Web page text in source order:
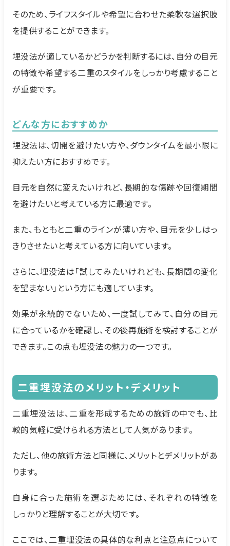
そのため、ライフスタイルや希望に合わせた柔軟な選択肢
を提供することができます。
埋没法が適しているかどうかを判断するには、自分の目元
の特徴や希望する二重のスタイルをしっかり考慮すること
が重要です。
どんな方におすすめか
埋没法は、切開を避けたい方や、ダウンタイムを最小限に
抑えたい方におすすめです。
目元を自然に変えたいけれど、長期的な傷跡や回復期間
を避けたいと考えている方に最適です。
また、もともと二重のラインが薄い方や、目元を少しはっ
きりさせたいと考えている方に向いています。
さらに、埋没法は「試してみたいけれども、長期間の変化
を望まない」という方にも適しています。
効果が永続的でないため、一度試してみて、自分の目元
に合っているかを確認し、その後再施術を検討することが
できます。この点も埋没法の魅力の一つです。
二重埋没法のメリット・デメリット
二重埋没法は、二重を形成するための施術の中でも、比
較的気軽に受けられる方法として人気があります。
ただし、他の施術方法と同様に、メリットとデメリットがあ
ります。
自身に合った施術を選ぶためには、それぞれの特徴を
しっかりと理解することが大切です。
ここでは、二重埋没法の具体的な利点と注意点について